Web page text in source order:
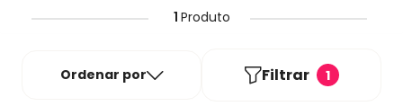
1 Produto
Ordenar por Filtrar 1